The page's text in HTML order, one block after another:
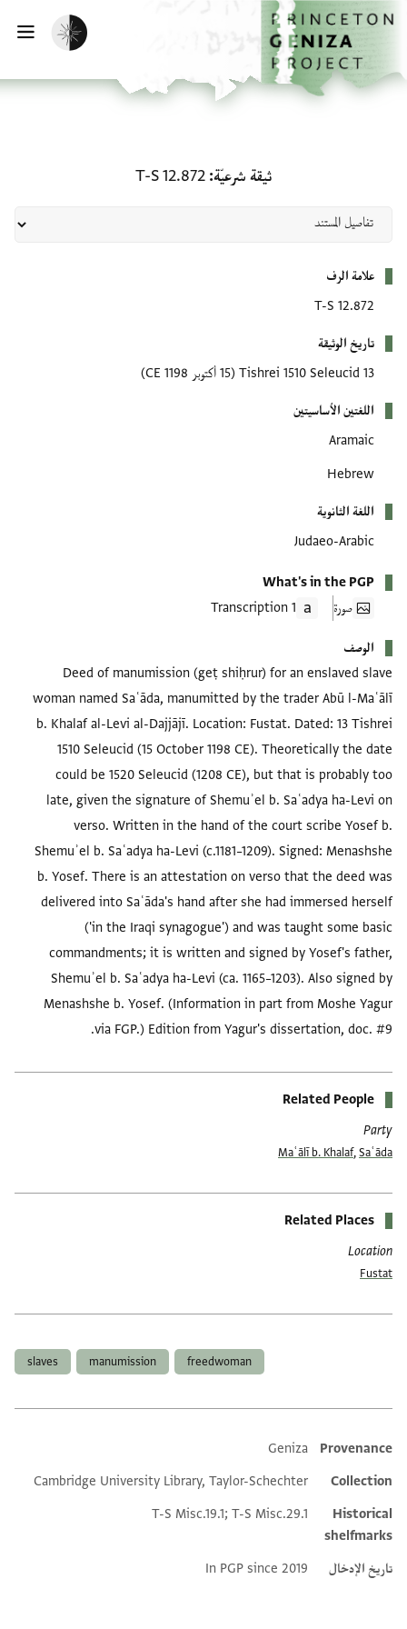
إلى المحتوى الرئيسي
الرئيسية
تفعيل الوضع المظلم
ثيقة شرعيّة T-S 12.872
علامة الرف
T-S 12.872
تاريخ الوثيقة
13 Tishrei 1510 Seleucid
(15 أكتوبر 1198 CE)
اللغتين الأساسيتين
Aramaic
Hebrew
اللغة الثانوية
Judaeo-Arabic
What's in the PGP
صورة
1 Transcription
الوصف
Deed of manumission (geṭ shiḥrur) for an enslaved slave
woman named Saʿāda, manumitted by the trader Abū l-Maʿālī
b. Khalaf al-Levi al-Dajjājī. Location: Fustat. Dated: 13 Tishrei
1510 Seleucid (15 October 1198 CE). Theoretically the date
could be 1520 Seleucid (1208 CE), but that is probably too
late, given the signature of Shemuʾel b. Saʿadya ha-Levi on
verso. Written in the hand of the court scribe Yosef b.
Shemuʾel b. Saʿadya ha-Levi (c.1181–1209). Signed: Menashshe
b. Yosef. There is an attestation on verso that the deed was
delivered into Saʿāda's hand after she had immersed herself
('in the Iraqi synagogue') and was taught some basic
commandments; it is written and signed by Yosef's father,
Shemuʾel b. Saʿadya ha-Levi (ca. 1165–1203). Also signed by
Menashshe b. Yosef. (Information in part from Moshe Yagur
via FGP.) Edition from Yagur's dissertation, doc. #9.
Related People
Party
Maʿālī b. Khalaf,Saʿāda
Related Places
Location
Fustat
freedwoman
manumission
slaves
Additional metadata
Provenance
Geniza
Collection
Cambridge University Library, Taylor-Schechter
Historical
shelfmarks
T-S Misc.19.1; T-S Misc.29.1
تاريخ الإدخال In PGP since 2019